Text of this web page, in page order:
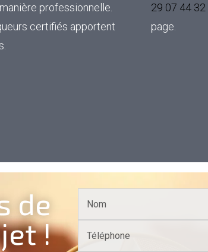
professionnelle.
certifiés apportent
29 07 44 32
page.
de
!